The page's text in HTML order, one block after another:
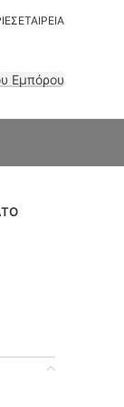
ΕΤΑΙΡΕΙΑ
Εμπόρου